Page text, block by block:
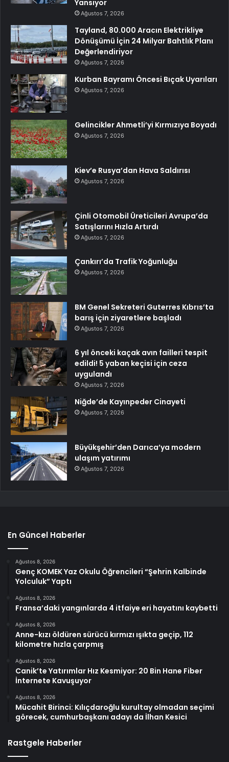
Yansıyor
Ağustos 7, 2026
Tayland, 80.000 Aracın Elektrikliye
Dönüşümü İçin 24 Milyar Bahtlık Planı
Değerlendiriyor
Ağustos 7, 2026
Kurban Bayramı Öncesi Bıçak Uyarıları
Ağustos 7, 2026
Gelincikler Ahmetli’yi Kırmızıya Boyadı
Ağustos 7, 2026
Kiev’e Rusya’dan Hava Saldırısı
Ağustos 7, 2026
Çinli Otomobil Üreticileri Avrupa’da
Satışlarını Hızla Artırdı
Ağustos 7, 2026
Çankırı’da Trafik Yoğunluğu
Ağustos 7, 2026
BM Genel Sekreteri Guterres Kıbrıs’ta
barış için ziyaretlere başladı
Ağustos 7, 2026
6 yıl önceki kaçak avın failleri tespit
edildi! 5 yaban keçisi için ceza
uygulandı
Ağustos 7, 2026
Niğde’de Kayınpeder Cinayeti
Ağustos 7, 2026
Büyükşehir’den Darıca’ya modern
ulaşım yatırımı
Ağustos 7, 2026
En Güncel Haberler
Ağustos 8, 2026
Genç KOMEK Yaz Okulu Öğrencileri “Şehrin Kalbinde
Yolculuk” Yaptı
Ağustos 8, 2026
Fransa’daki yangınlarda 4 itfaiye eri hayatını kaybetti
Ağustos 8, 2026
Anne-kızı öldüren sürücü kırmızı ışıkta geçip, 112
kilometre hızla çarpmış
Ağustos 8, 2026
Canik’te Yatırımlar Hız Kesmiyor: 20 Bin Hane Fiber
İnternete Kavuşuyor
Ağustos 8, 2026
Mücahit Birinci: Kılıçdaroğlu kurultay olmadan seçimi
görecek, cumhurbaşkanı adayı da İlhan Kesici
Rastgele Haberler